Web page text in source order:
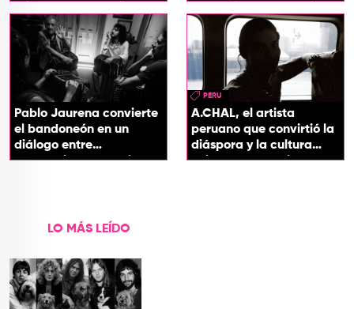
origen de sus canciones
entre el flamenco y el
soul
Pablo Jaurena convierte
el bandoneón en un
diálogo entre
generaciones con el
PERU
A.CHAL, el artista
peruano que convirtió la
diáspora y la cultura
chicha en su sonido
LO MÁS LEÍDO